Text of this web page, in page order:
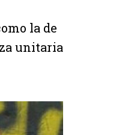
la de
unitaria